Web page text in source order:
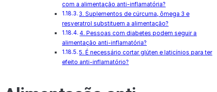
com a alimentação anti-inflamatória?
3. Suplementos de cúrcuma, ômega 3 e
resveratrol substituem a alimentação?
4. Pessoas com diabetes podem seguir a
alimentação anti-inflamatória?
5. É necessário cortar glúten e laticínios para ter
efeito anti-inflamatório?